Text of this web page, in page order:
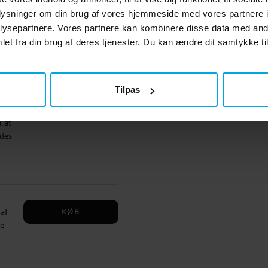
om din brug af vores hjemmeside med vores partnere
Vores partnere kan kombinere disse data med
fra din brug af deres tjenester. Du kan ændre dit samtykke
Tilpas
KØB
at
KØB
KØB